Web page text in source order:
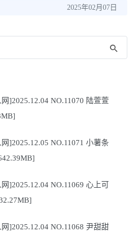
2025年02月07日
]2025.12.04 NO.11070 陆萱萱
]2025.12.05 NO.11071 小薯条
]2025.12.04 NO.11069 心上可
]2025.12.04 NO.11068 尹甜甜